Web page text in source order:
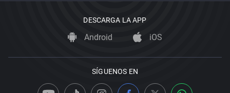
DESCARGA LA APP
Android iOS
SÍGUENOS EN